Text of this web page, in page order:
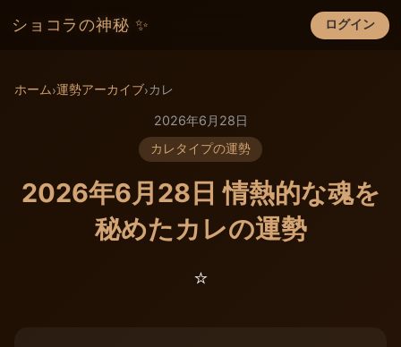
ショコラの神秘 ✨ ログイン
×
ホーム›運勢アーカイブ›カレ
2026年6月28日
カレタイプの運勢
2026年6月28日 情熱的な魂を
秘めたカレの運勢
⭐️